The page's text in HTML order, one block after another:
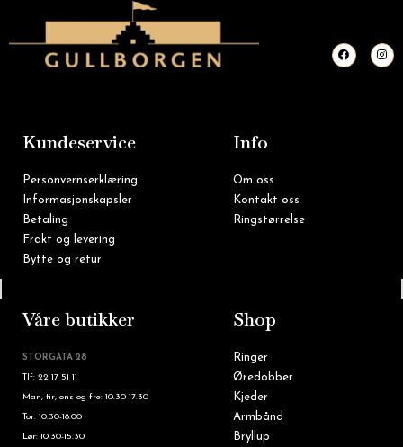
F
a
c
I
n
s
Kundeservice
Personvernserklæring
Informasjonskapsler
Betaling
Frakt og levering
Bytte og retur
Info
Om oss
Kontakt oss
Ringstørrelse
Våre butikker
STORGATA 28
Tlf: 22 17 51 11
Man, tir, ons og fre: 10.30-17.30
Tor: 10.30-18.00
Lør: 10.30-15.30
Shop
Ringer
Øredobber
Kjeder
Armbånd
Bryllup